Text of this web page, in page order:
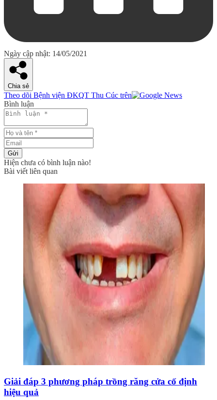
Ngày cập nhật: 14/05/2021
Chia sẻ
Theo dõi Bệnh viện ĐKQT Thu Cúc trên
Bình luận
Gửi
Hiện chưa có bình luận nào!
Bài viết liên quan
Giải đáp 3 phương pháp trồng răng cửa cố định
hiệu quả